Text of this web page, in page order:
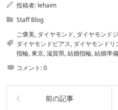
投稿者: lehaim
Staff Blog
ご褒美, ダイヤモンド, ダイヤモンド
ダイヤモンドピアス, ダイヤモンドリ
指輪,東京,滋賀県,結婚指輪,結婚準備
コメント:0
前の記事